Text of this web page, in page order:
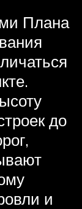
Плана
до
и